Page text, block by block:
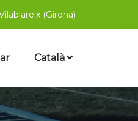
(Girona)
Català